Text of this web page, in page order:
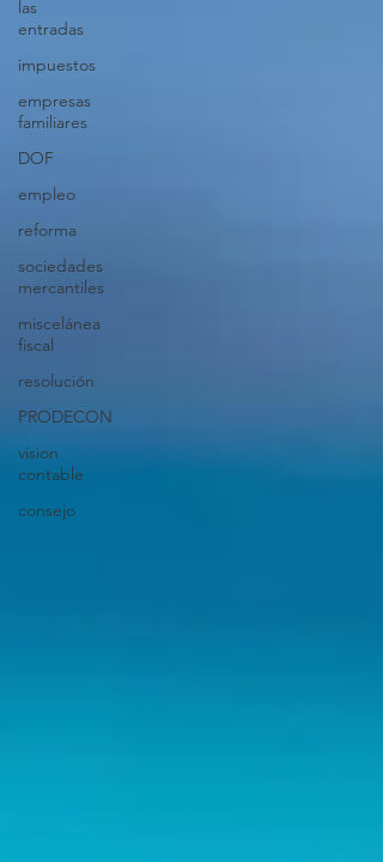
las
entradas
impuestos
empresas
familiares
DOF
empleo
reforma
sociedades
mercantiles
miscelánea
fiscal
resolución
PRODECON
vision
contable
consejo